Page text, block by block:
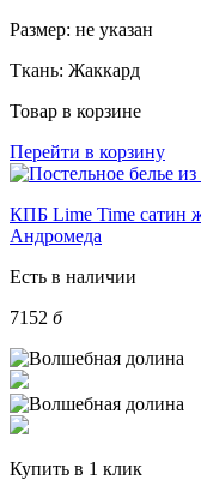
Размер: не указан
Ткань: Жаккард
Товар в корзине
Перейти в корзину
КПБ Lime Time сатин
Андромеда
Есть в наличии
7152 б
Купить в 1 клик